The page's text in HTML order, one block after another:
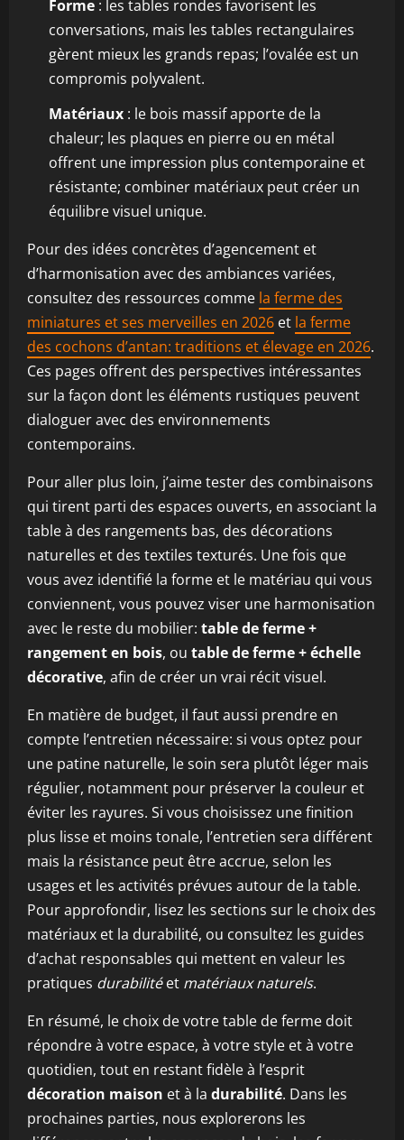
Forme : les tables rondes favorisent les
conversations, mais les tables rectangulaires
gèrent mieux les grands repas; l’ovalée est un
compromis polyvalent.
Matériaux : le bois massif apporte de la
chaleur; les plaques en pierre ou en métal
offrent une impression plus contemporaine et
résistante; combiner matériaux peut créer un
équilibre visuel unique.
Pour des idées concrètes d’agencement et
d’harmonisation avec des ambiances variées,
consultez des ressources comme la ferme des
miniatures et ses merveilles en 2026 et la ferme
des cochons d’antan: traditions et élevage en 2026.
Ces pages offrent des perspectives intéressantes
sur la façon dont les éléments rustiques peuvent
dialoguer avec des environnements
contemporains.
Pour aller plus loin, j’aime tester des combinaisons
qui tirent parti des espaces ouverts, en associant la
table à des rangements bas, des décorations
naturelles et des textiles texturés. Une fois que
vous avez identifié la forme et le matériau qui vous
conviennent, vous pouvez viser une harmonisation
avec le reste du mobilier: table de ferme +
rangement en bois, ou table de ferme + échelle
décorative, afin de créer un vrai récit visuel.
En matière de budget, il faut aussi prendre en
compte l’entretien nécessaire: si vous optez pour
une patine naturelle, le soin sera plutôt léger mais
régulier, notamment pour préserver la couleur et
éviter les rayures. Si vous choisissez une finition
plus lisse et moins tonale, l’entretien sera différent
mais la résistance peut être accrue, selon les
usages et les activités prévues autour de la table.
Pour approfondir, lisez les sections sur le choix des
matériaux et la durabilité, ou consultez les guides
d’achat responsables qui mettent en valeur les
pratiques durabilitéet matériaux naturels.
En résumé, le choix de votre table de ferme doit
répondre à votre espace, à votre style et à votre
quotidien, tout en restant fidèle à l’esprit
décoration maison et à la durabilité. Dans les
prochaines parties, nous explorerons les